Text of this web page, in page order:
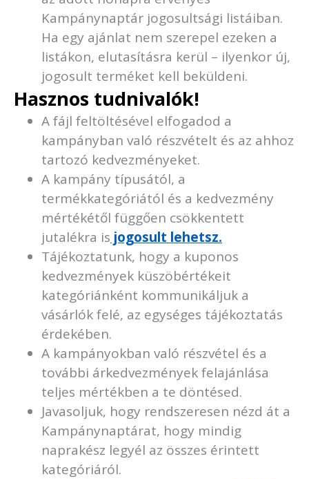
Kampánynaptár jogosultsági listáiban.
Ha egy ajánlat nem szerepel ezeken a
listákon, elutasításra kerül – ilyenkor új,
jogosult terméket kell beküldeni.
Hasznos tudnivalók!
A fájl feltöltésével elfogadod a
kampányban való részvételt és az ahhoz
tartozó kedvezményeket.
A kampány típusától, a
termékkategóriától és a kedvezmény
mértékétől függően csökkentett
jutalékra is jogosult lehetsz.
Tájékoztatunk, hogy a kuponos
kedvezmények küszöbértékeit
kategóriánként kommunikáljuk a
vásárlók felé, az egységes tájékoztatás
érdekében.
A kampányokban való részvétel és a
további árkedvezmények felajánlása
teljes mértékben a te döntésed.
Javasoljuk, hogy rendszeresen nézd át a
Kampánynaptárat, hogy mindig
naprakész legyél az összes érintett
kategóriáról.